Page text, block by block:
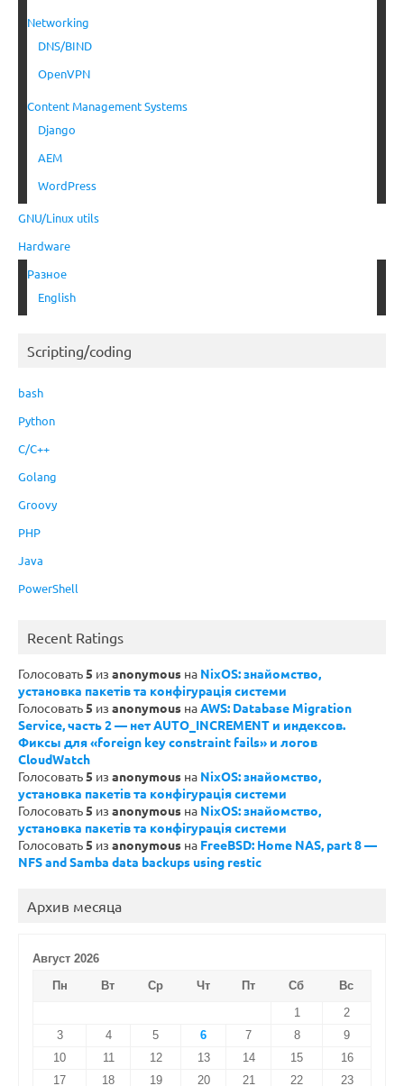
Networking
DNS/BIND
OpenVPN
Content Management Systems
Django
AEM
WordPress
GNU/Linux utils
Hardware
Разное
English
Scripting/coding
bash
Python
C/C++
Golang
Groovy
PHP
Java
PowerShell
Recent Ratings
Голосовать5 из anonymous на NixOS: знайомство,
установка пакетів та конфігурація системи
Голосовать5 из anonymous наAWS: Database Migration
Service, часть 2 — нет AUTO_INCREMENT и индексов.
Фиксы для «foreign key constraint fails» и логов
CloudWatch
Голосовать5 из anonymous на NixOS: знайомство,
установка пакетів та конфігурація системи
Голосовать5 из anonymous на NixOS: знайомство,
установка пакетів та конфігурація системи
Голосовать5 из anonymous на FreeBSD: Home NAS, part 8 —
NFS and Samba data backups using restic
Архив месяца
Август 2026
Пн
Вт Ср Чт Пт Сб
Вс
1
2
3
4 5 6 7 8
9
10
11 12 13 14 15
16
17
18 19 20 21 22 23